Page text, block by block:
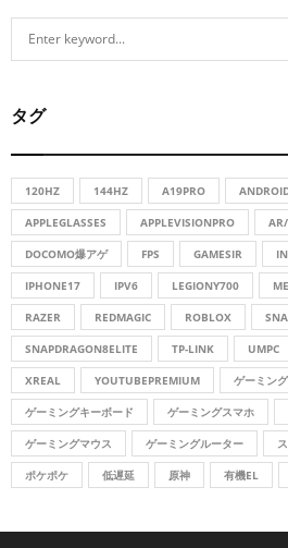
c
r
:
タグ
120HZ 144HZ A19PRO
APPLEGLASSES APPLEVISIONPRO
DOCOMO爆アゲ FPS GAMESIR
IPHONE17 IPV6 LEGIONY700
RAZER REDMAGIC ROBLOX
SNAPDRAGON8ELITE TP-LINK UMPC
XREAL YOUTUBEPREMIUM ゲーミン
ゲーミングキーボード ゲーミングスマホ
ゲーミングマウス ゲーミングルーター
ポケポケ 低遅延 原神 有機EL